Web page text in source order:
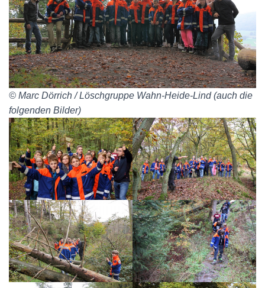
© Marc Dörrich / Löschgruppe Wahn-Heide-Lind (auch die
folgenden Bilder)